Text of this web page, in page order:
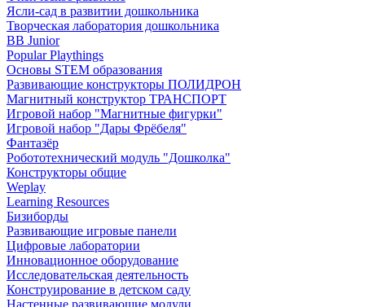
Ясли-сад в развитии дошкольника
Творческая лаборатория дошкольника
BB Junior
Popular Playthings
Основы STEM образования
Развивающие конструкторы ПОЛИДРОН
Магнитный конструктор ТРАНСПОРТ
Игровой набор "Магнитные фигурки"
Игровой набор "Дары Фрёбеля"
Фантазёр
Робототехнический модуль "Дошколка"
Конструкторы общие
Weplay
Learning Resources
Бизиборды
Развивающие игровые панели
Цифровые лаборатории
Инновационное оборудование
Исследовательская деятельность
Конструирование в детском саду
Настенные развивающие модули